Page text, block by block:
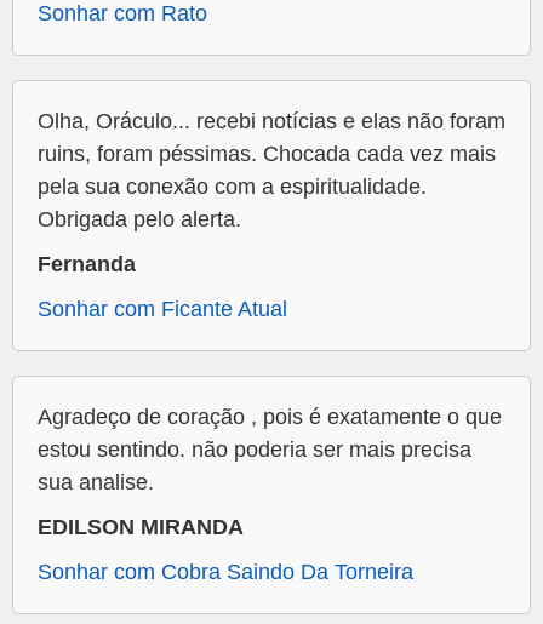
Sonhar com Rato
Olha, Oráculo... recebi notícias e elas não foram
ruins, foram péssimas. Chocada cada vez mais
pela sua conexão com a espiritualidade.
Obrigada pelo alerta.
Fernanda
Sonhar com Ficante Atual
Agradeço de coração , pois é exatamente o que
estou sentindo. não poderia ser mais precisa
sua analise.
EDILSON MIRANDA
Sonhar com Cobra Saindo Da Torneira